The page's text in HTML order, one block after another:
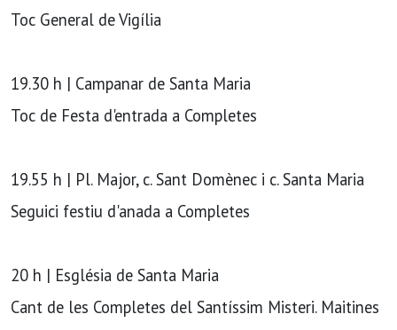
Toc General de Vigília
19.30 h | Campanar de Santa Maria
Toc de Festa d'entrada a Completes
19.55 h | Pl. Major, c. Sant Domènec i c. Santa Maria
Seguici festiu d'anada a Completes
20 h | Església de Santa Maria
Cant de les Completes del Santíssim Misteri. Maitines